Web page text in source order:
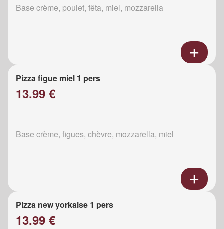
Base crème, poulet, fêta, miel, mozzarella
Pizza figue miel 1 pers
13.99 €
Base crème, figues, chèvre, mozzarella, miel
Pizza new yorkaise 1 pers
13.99 €